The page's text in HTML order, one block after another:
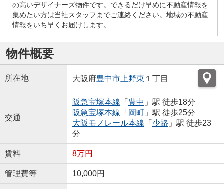
の高いデザイナーズ物件です。できるだけ早めに不動産情報を
集めたい方は当社スタッフまでご連絡ください。地域の不動産
情報をいち早くお届けします。
物件概要
所在地 大阪府豊中市上野東 １丁目
交通
阪急宝塚本線 「 豊中 」駅 徒歩18分
阪急宝塚本線 「 岡町」駅 徒歩25分
大阪モノレール本線 「 少路 」駅 徒歩23
分
賃料 8万円
管理費等 10,000円